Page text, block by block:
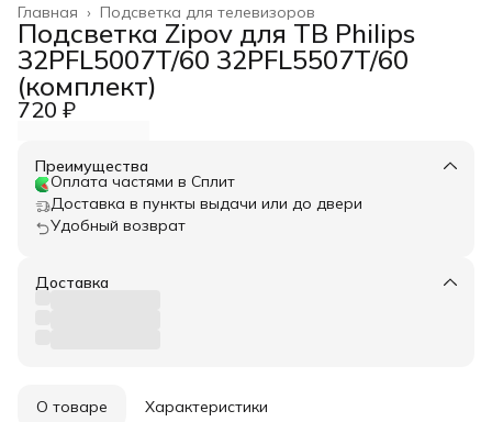
Подсветка для телевизоров
Главная ›
Подсветка Zipov для ТВ Philips
32PFL5007T/60 32PFL5507T/60
(комплект)
720 ₽
Преимущества
Оплата частями в Сплит
Доставка в пункты выдачи или до двери
Удобный возврат
Доставка
О товаре Характеристики